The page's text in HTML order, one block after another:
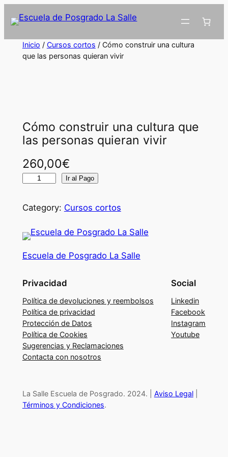
Inicio / Cursos cortos / Cómo construir una cultura
que las personas quieran vivir
Cómo construir una cultura que
las personas quieran vivir
260,00€
m
c
n
t
r
u
i
r
u
c
u
Ir al Pago
Category: Cursos cortos
Escuela de Posgrado La Salle
Privacidad
Política de devoluciones y reembolsos
Política de privacidad
Protección de Datos
Política de Cookies
Sugerencias y Reclamaciones
Contacta con nosotros
Social
Linkedin
Facebook
Instagram
Youtube
La Salle Escuela de Posgrado. 2024. | Aviso Legal|
Términos y Condiciones.